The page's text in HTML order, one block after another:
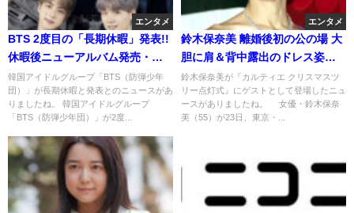
エンタメ
BTS 2度目の「長期休暇」発表!!
休暇後ニューアルバム発売・公
演準備www
韓国アイドルグループ「BTS（防弾少年
団）」が長期休暇と発表とのニュースがあ
りましたね。 韓国アイドルグループ
「BTS（防弾少年団）」が2度...
エンタメ
鈴木保奈美 離婚後初の公の場 大
胆に肩＆背中露出のドレス姿披
露で歓声www
鈴木保奈美が『カルティエ クリスマスツ
リー点灯式』にゲストとして登場したニュ
ースがありましたね。 女優・鈴木保奈
美（55）が23日、東京・...